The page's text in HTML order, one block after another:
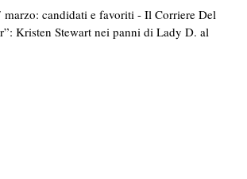
marzo: candidati e favoriti - Il Corriere Del
Kristen Stewart nei panni di Lady D. al